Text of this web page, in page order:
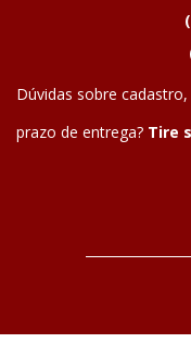
Dúvidas sobre
prazo de entrega? Tire